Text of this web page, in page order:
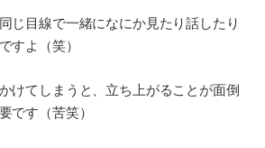
じ目線で一緒になにか見たり話したり
すよ（笑）
けてしまうと、立ち上がることが面倒
です（苦笑）